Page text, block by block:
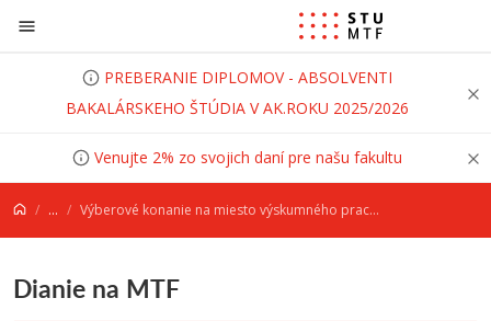
Prejsť na obsah
PREBERANIE DIPLOMOV - ABSOLVENTI
BAKALÁRSKEHO ŠTÚDIA V AK.ROKU 2025/2026
Venujte 2% zo svojich daní pre našu fakultu
... Výberové konanie na miesto výskumného pracovníka/pracovníčky na UVPT
Dianie na MTF